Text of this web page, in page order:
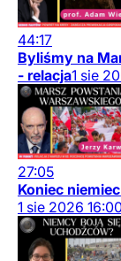
44:17
Byliśmy na
- relacja1 sie
27:05
Koniec
1 sie 2026